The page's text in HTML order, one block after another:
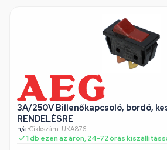
3A/250V Billenőkapcsoló, bordó,
RENDELÉSRE
n/a•Cikkszám: UKA876
1 db ezen az áron, 24-72 órás